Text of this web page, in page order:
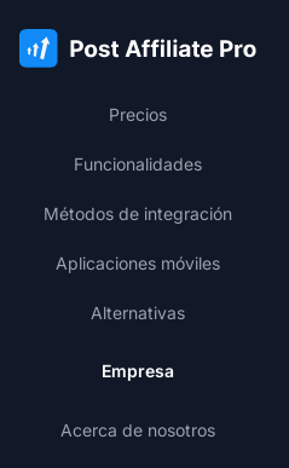
Precios
Funcionalidades
Métodos de integración
Aplicaciones móviles
Alternativas
Empresa
Acerca de nosotros